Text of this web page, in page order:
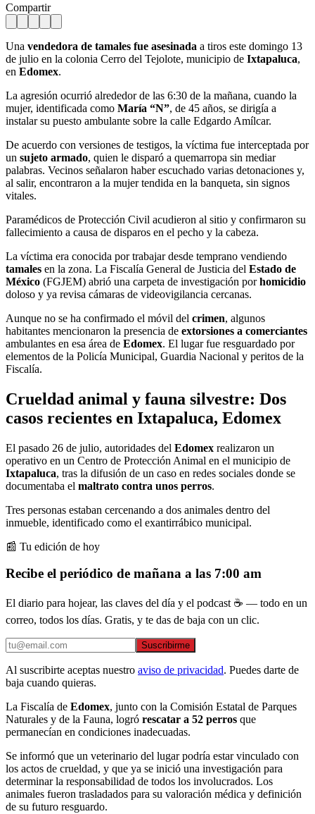
Compartir
Una vendedora de tamales fue asesinada a tiros este domingo 13
de julio en la colonia Cerro del Tejolote, municipio de Ixtapaluca,
en Edomex.
La agresión ocurrió alrededor de las 6:30 de la mañana, cuando la
mujer, identificada como María “N”, de 45 años, se dirigía a
instalar su puesto ambulante sobre la calle Edgardo Amílcar.
De acuerdo con versiones de testigos, la víctima fue interceptada por
un sujeto armado, quien le disparó a quemarropa sin mediar
palabras. Vecinos señalaron haber escuchado varias detonaciones y,
al salir, encontraron a la mujer tendida en la banqueta, sin signos
vitales.
Paramédicos de Protección Civil acudieron al sitio y confirmaron su
fallecimiento a causa de disparos en el pecho y la cabeza.
La víctima era conocida por trabajar desde temprano vendiendo
tamales en la zona. La Fiscalía General de Justicia del Estado de
México (FGJEM) abrió una carpeta de investigación porhomicidio
doloso y ya revisa cámaras de videovigilancia cercanas.
Aunque no se ha confirmado el móvil del crimen, algunos
habitantes mencionaron la presencia de extorsiones a comerciantes
ambulantes en esa área de Edomex. El lugar fue resguardado por
elementos de la Policía Municipal, Guardia Nacional y peritos de la
Fiscalía.
Crueldad animal y fauna silvestre: Dos
casos recientes en Ixtapaluca, Edomex
El pasado 26 de julio, autoridades del Edomex realizaron un
operativo en un Centro de Protección Animal en el municipio de
Ixtapaluca, tras la difusión de un caso en redes sociales donde se
documentaba el maltrato contra unos perros.
Tres personas estaban cercenando a dos animales dentro del
inmueble, identificado como el exantirrábico municipal.
📰 Tu edición de hoy
Recibe el periódico de mañana a las 7:00 am
El diario para hojear, las claves del día y el podcast ☕ — todo en un
correo, todos los días. Gratis, y te das de baja con un clic.
Suscribirme
Al suscribirte aceptas nuestro aviso de privacidad. Puedes darte de
baja cuando quieras.
La Fiscalía de Edomex, junto con la Comisión Estatal de Parques
Naturales y de la Fauna, logró rescatar a 52 perros que
permanecían en condiciones inadecuadas.
Se informó que un veterinario del lugar podría estar vinculado con
los actos de crueldad, y que ya se inició una investigación para
determinar la responsabilidad de todos los involucrados. Los
animales fueron trasladados para su valoración médica y definición
de su futuro resguardo.